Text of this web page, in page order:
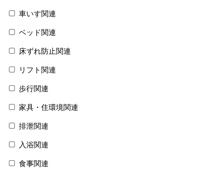
車いす関連
ベッド関連
床ずれ防止関連
リフト関連
歩行関連
家具・住環境関連
排泄関連
入浴関連
食事関連